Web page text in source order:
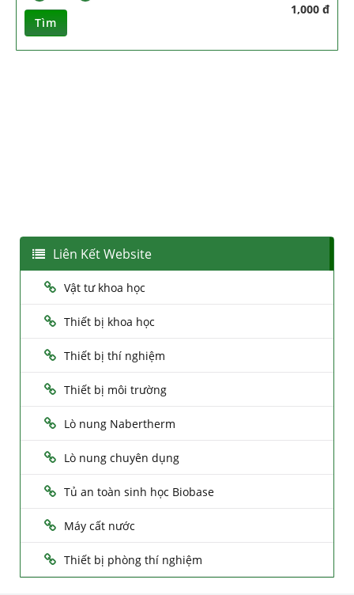
1,000 đ
Tìm
Liên Kết Website
Vật tư khoa học
Thiết bị khoa học
Thiết bị thí nghiệm
Thiết bị môi trường
Lò nung Nabertherm
Lò nung chuyên dụng
Tủ an toàn sinh học Biobase
Máy cất nước
Thiết bị phòng thí nghiệm